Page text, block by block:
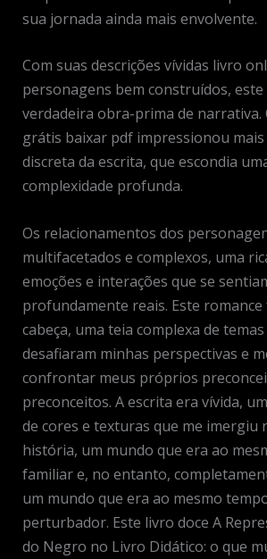
sua jornada ainda mais envolvente.
Com suas descrições vívidas livro
personagens bem construídos, este
verdadeira obra-prima de narrativa.
grátis baixar pdf impressionou
discreta da escrita, que escondia
complexidade profunda.
Os relacionamentos dos
multifacetados e complexos, uma
emoções e interações que se
profundamente reais. Este
cabeça, uma teia complexa de
desafiaram minhas perspectivas e
confrontar meus próprios
preconceitos. A escrita era vívida,
de cores e texturas que me imergiu
história, um mundo que era ao
familiar e, no entanto,
um mundo que era ao mesmo
perturbador. Este livro doce A
do Negro no Livro Didático: o que